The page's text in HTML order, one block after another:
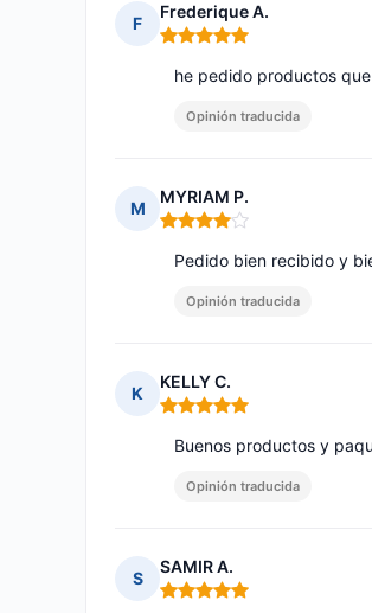
F
Frederique A.
Nota: 5 de 5
he pedido productos
Opinión traducida
M
MYRIAM P.
Nota: 4 de 5
Pedido bien recibido y
Opinión traducida
K
KELLY C.
Nota: 5 de 5
Buenos productos y
Opinión traducida
S
SAMIR A.
Nota: 5 de 5